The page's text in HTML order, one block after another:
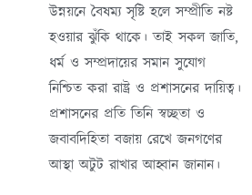
উন্নয়নে বৈষম্য সৃষ্টি হলে সম্প্রীতি নষ্ট
হওয়ার ঝুঁকি থাকে। তাই সকল জাতি,
ধর্ম ও সম্প্রদায়ের সমান সুযোগ
নিশ্চিত করা রাষ্ট্র ও প্রশাসনের দায়িত্ব।
প্রশাসনের প্রতি তিনি স্বচ্ছতা ও
জবাবদিহিতা বজায় রেখে জনগণের
আস্থা অটুট রাখার আহ্বান জানান।